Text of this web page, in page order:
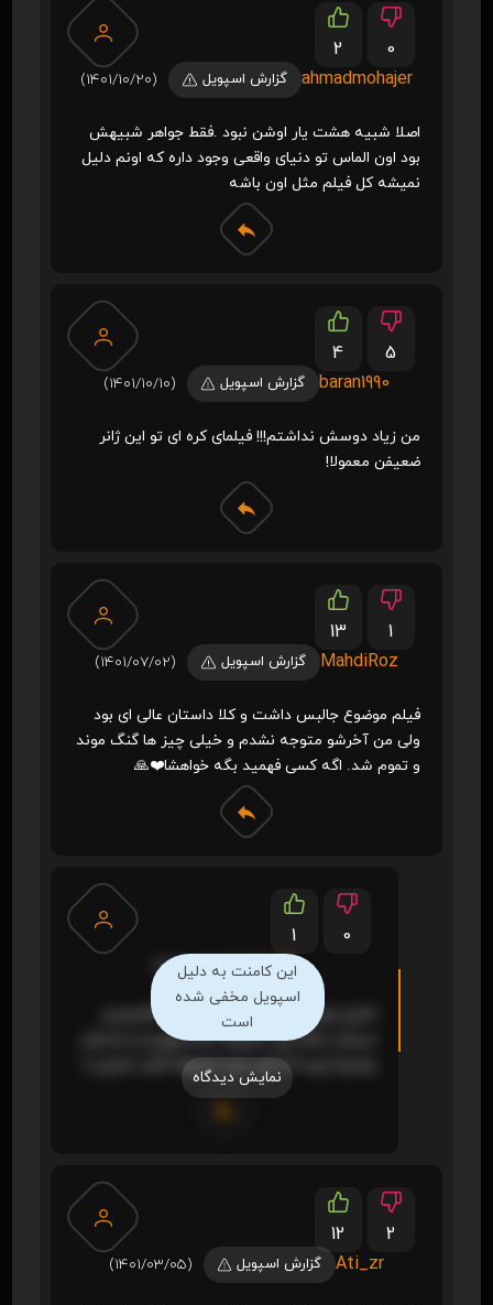
2
0
ahmadmohajer
گزارش اسپویل (1401/10/20)
اصلا شبیه هشت یار اوشن نبود .فقط جواهر شبیهش
بود اون الماس تو دنیای واقعی وجود داره که اونم دلیل
نمیشه کل فیلم مثل اون باشه
4
5
baran1990
گزارش اسپویل (1401/10/10)
من زیاد دوسش نداشتم!!! فیلمای کره ای تو این ژانر
ضعیفن معمولا!
13
1
MahdiRoz
گزارش اسپویل (1401/07/02)
فیلم موضوع جالبس داشت و کلا داستان عالی ای بود
ولی من آخرشو متوجه نشدم و خیلی چیز ها گنگ موند
و تموم شد. اگه کسی فهمید بگه خواهشا❤️🙏
1
0
sokowt
(1401/08/23)
این کامنت به دلیل
اسپویل مخفی شده
است
نمایش دیدگاه
اخرش اون یارو میره از اتاق دختره الماسو ور
میداره دیگه ولی حقیقتا منم نفهمیدم داستان
چمدونا چیه که اون یارو معروفه گفت اخرش (:
12
2
Ati_zr
گزارش اسپویل (1401/03/05)